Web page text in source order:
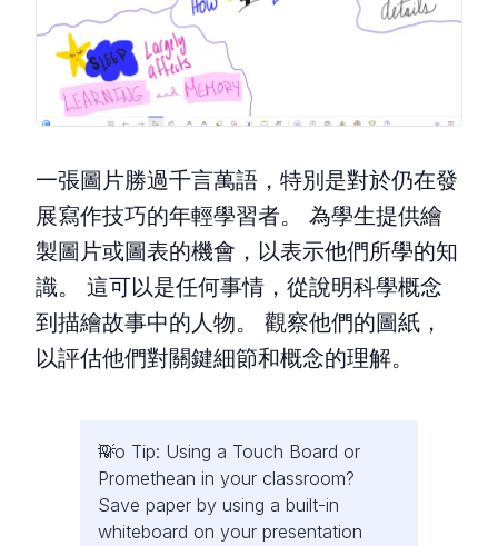
一張圖片勝過千言萬語，特別是對於仍在發
展寫作技巧的年輕學習者。 為學生提供繪
製圖片或圖表的機會，以表示他們所學的知
識。 這可以是任何事情，從說明科學概念
到描繪故事中的人物。 觀察他們的圖紙，
以評估他們對關鍵細節和概念的理解。
Pro Tip: Using a Touch Board or
Promethean in your classroom?
Save paper by using a built-in
whiteboard on your presentation